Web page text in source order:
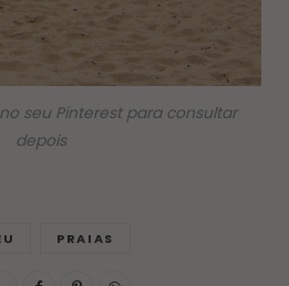
seu Pinterest para consultar
depois
PRAIAS